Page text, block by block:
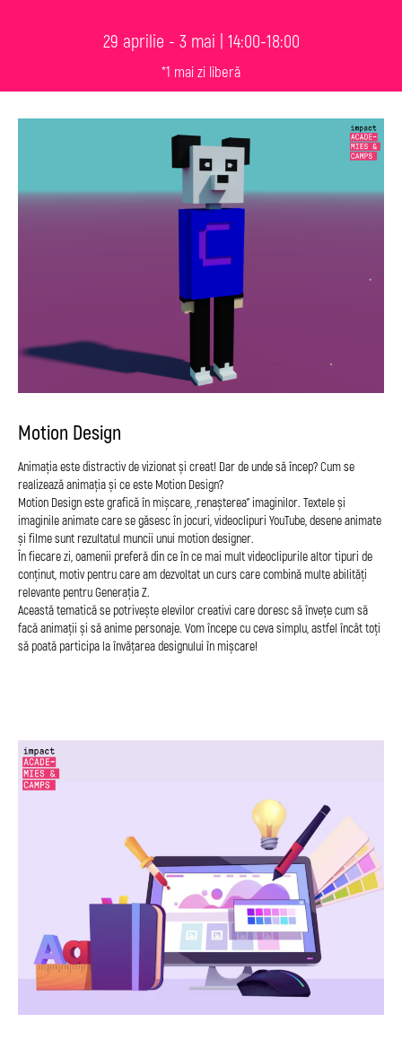
29 aprilie - 3 mai | 14:00-18:00
*1 mai zi liberă
Motion Design
Animația este distractiv de vizionat și creat! Dar de unde să încep? Cum se
realizează animația și ce este Motion Design?
Motion Design este grafică în mișcare, „renașterea” imaginilor. Textele și
imaginile animate care se găsesc în jocuri, videoclipuri YouTube, desene animate
și filme sunt rezultatul muncii unui motion designer.
În fiecare zi, oamenii preferă din ce în ce mai mult videoclipurile altor tipuri de
conținut, motiv pentru care am dezvoltat un curs care combină multe abilități
relevante pentru Generația Z.
Această tematică se potrivește elevilor creativi care doresc să învețe cum să
facă animații și să anime personaje. Vom începe cu ceva simplu, astfel încât toți
să poată participa la învățarea designului în mișcare!